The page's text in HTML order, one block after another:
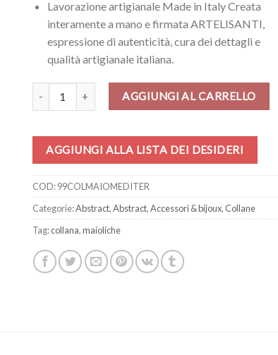
Lavorazione artigianale Made in Italy Creata
interamente a mano e firmata ARTELISANTI,
espressione di autenticità, cura dei dettagli e
qualità artigianale italiana.
Collana - Maioliche Mediterranee quantità
AGGIUNGI AL CARRELLO
AGGIUNGI ALLA LISTA DEI DESIDERI
COD:99COLMAIOMEDITER
Categorie:Abstract,Abstract,Accessori & bijoux, Collane
Tag:collana,maioliche